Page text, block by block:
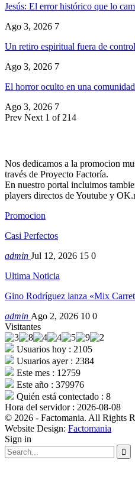
Jesús: El error histórico que lo
Ago 3, 2026 7
Un retiro espiritual fuera de control
Ago 3, 2026 7
El horror oculto en una
Ago 3, 2026 7
Prev Next 1 of 214
Nos dedicamos a la promocion
través de Proyecto Factoría.
En nuestro portal incluimos
players directos de Youtube y
Promocion
Casi Perfectos
admin Jul 12, 2026 15 0
Ultima Noticia
Gino Rodríguez lanza «Mix
admin Ago 2, 2026 10 0
Visitantes
Usuarios hoy : 2105
Usuarios ayer : 2384
Este mes : 12759
Este año : 379976
Quién está contectado : 8
Hora del servidor : 2026-08-08
© 2026 - Factomania. All Rights
Website Design: Factomania
Sign in